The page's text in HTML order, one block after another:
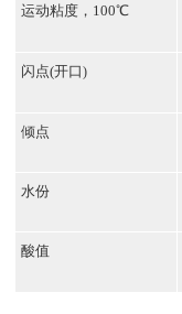
运动粘度， 100℃
闪点(开口)
倾点
水份
酸值